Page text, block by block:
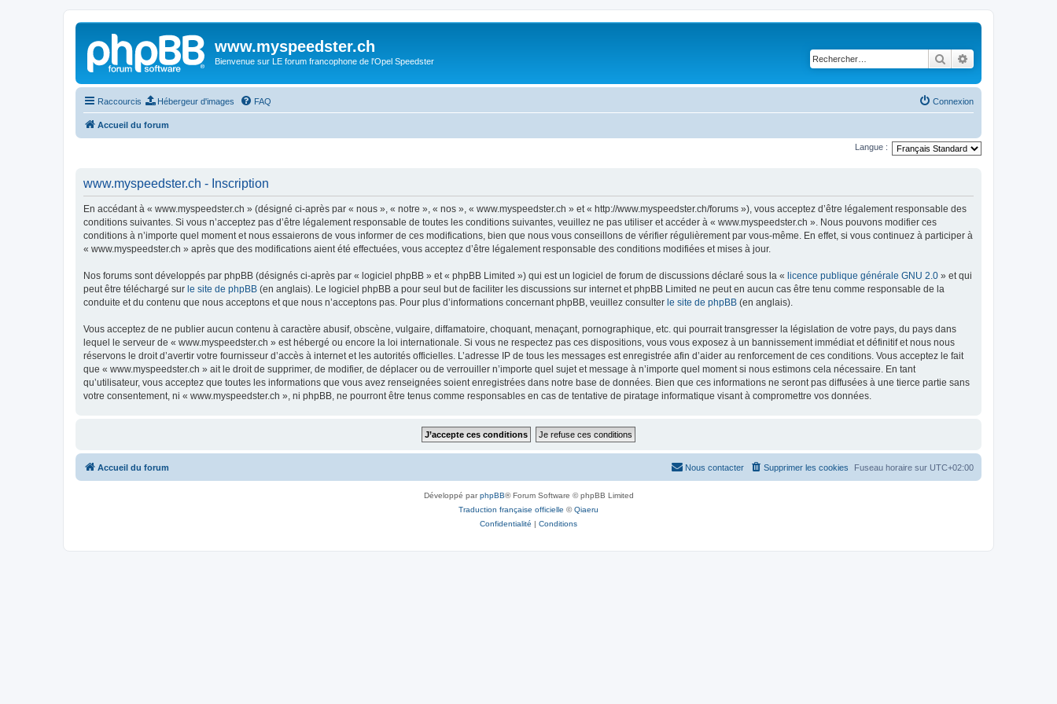
www.myspeedster.ch
Bienvenue sur LE forum francophone de l'Opel Speedster Rechercher
Raccourcis Hébergeur d'images FAQ Connexion
Accueil du forum
Langue :
www.myspeedster.ch - Inscription
En accédant à « www.myspeedster.ch » (désigné ci-après par « nous », « notre », « nos », « www.myspeedster.ch » et « http://www.myspeedster.ch/forums »), vous acceptez d’être légalement responsable des
conditions suivantes. Si vous n’acceptez pas d’être légalement responsable de toutes les conditions suivantes, veuillez ne pas utiliser et accéder à « www.myspeedster.ch ». Nous pouvons modifier ces
conditions à n’importe quel moment et nous essaierons de vous informer de ces modifications, bien que nous vous conseillons de vérifier régulièrement par vous-même. En effet, si vous continuez à participer à
« www.myspeedster.ch » après que des modifications aient été effectuées, vous acceptez d’être légalement responsable des conditions modifiées et mises à jour.
Nos forums sont développés par phpBB (désignés ci-après par « logiciel phpBB » et « phpBB Limited ») qui est un logiciel de forum de discussions déclaré sous la « licence publique générale GNU 2.0 » et qui
peut être téléchargé sur le site de phpBB (en anglais). Le logiciel phpBB a pour seul but de faciliter les discussions sur internet et phpBB Limited ne peut en aucun cas être tenu comme responsable de la
conduite et du contenu que nous acceptons et que nous n’acceptons pas. Pour plus d’informations concernant phpBB, veuillez consulter le site de phpBB (en anglais).
Vous acceptez de ne publier aucun contenu à caractère abusif, obscène, vulgaire, diffamatoire, choquant, menaçant, pornographique, etc. qui pourrait transgresser la législation de votre pays, du pays dans
lequel le serveur de « www.myspeedster.ch » est hébergé ou encore la loi internationale. Si vous ne respectez pas ces dispositions, vous vous exposez à un bannissement immédiat et définitif et nous nous
réservons le droit d’avertir votre fournisseur d’accès à internet et les autorités officielles. L’adresse IP de tous les messages est enregistrée afin d’aider au renforcement de ces conditions. Vous acceptez le fait
que « www.myspeedster.ch » ait le droit de supprimer, de modifier, de déplacer ou de verrouiller n’importe quel sujet et message à n’importe quel moment si nous estimons cela nécessaire. En tant
qu’utilisateur, vous acceptez que toutes les informations que vous avez renseignées soient enregistrées dans notre base de données. Bien que ces informations ne seront pas diffusées à une tierce partie sans
votre consentement, ni « www.myspeedster.ch », ni phpBB, ne pourront être tenus comme responsables en cas de tentative de piratage informatique visant à compromettre vos données.
Accueil du forum Fuseau horaire sur UTC+02:00
Supprimer les cookies
Nous contacter
Développé parphpBB® Forum Software © phpBB Limited
Traduction française officielle ©Qiaeru
Confidentialité | Conditions